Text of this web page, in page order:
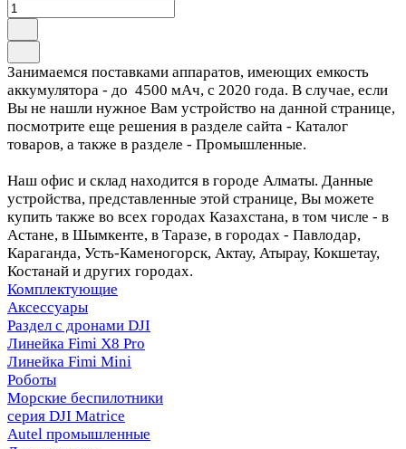
Занимаемся поставками аппаратов, имеющих емкость
аккумулятора - до 4500 мАч, с 2020 года. В случае, если
Вы не нашли нужное Вам устройство на данной странице,
посмотрите еще решения в разделе сайта - Каталог
товаров, а также в разделе - Промышленные.
Наш офис и склад находится в городе Алматы. Данные
устройства, представленные этой странице, Вы можете
купить также во всех городах Казахстана, в том числе - в
Астане, в Шымкенте, в Таразе, в городах - Павлодар,
Караганда, Усть-Каменогорск, Актау, Атырау, Кокшетау,
Костанай и других городах.
Комплектующие
Аксессуары
Раздел с дронами DJI
Линейка Fimi X8 Pro
Линейка Fimi Mini
Роботы
Морские беспилотники
серия DJI Matrice
Autel промышленные